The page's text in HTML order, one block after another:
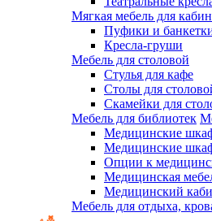
Мягкая мебель для
Пуфики и
Кресла-груши
Мебель для столовой
Cтулья для кафе
Cтолы для
Скамейки для
Мебель для библиотек
Медицинские
Медицинские
Опции к
Медицинская
Медицинский
Мебель для отдыха,